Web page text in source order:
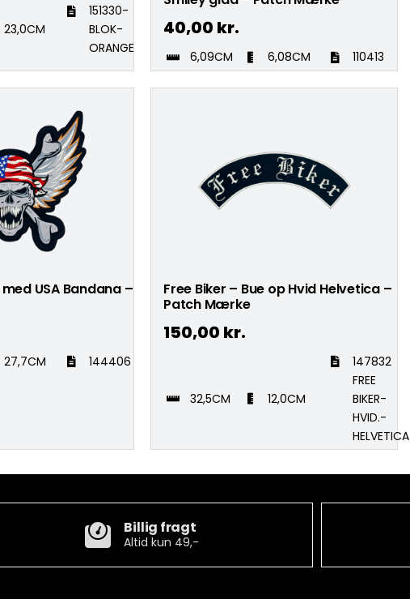
23,0CM
151330-
BLOK-
ORANGE
40,00 kr.
6,09CM 6,08CM 110413
USA Bandana –
27,7CM 144406
Free Biker – Bue op Hvid Helvetica –
Patch Mærke
150,00 kr.
32,5CM 12,0CM
147832
FREE
BIKER-
HVID.-
HELVETICA
Billig fragt
Altid kun 49,-